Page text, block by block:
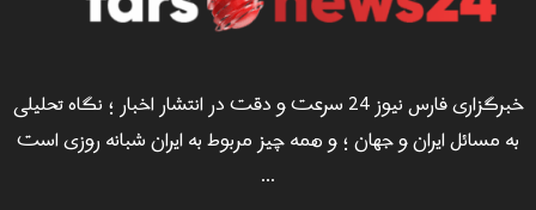
خبرگزاری فارس نیوز 24 سرعت و دقت در انتشار اخبار ؛ نگاه تحلیلی
به مسائل ایران و جهان ؛ و همه چیز مربوط به ایران شبانه روزی است
...